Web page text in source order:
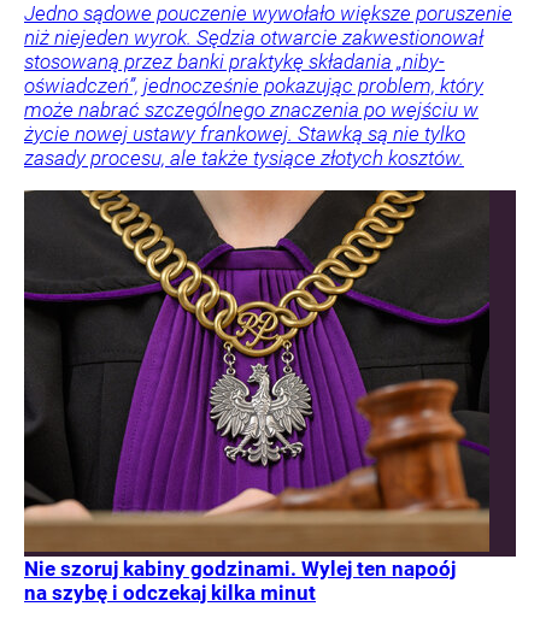
Jedno sądowe pouczenie wywołało większe poruszenie
niż niejeden wyrok. Sędzia otwarcie zakwestionował
stosowaną przez banki praktykę składania „niby-
oświadczeń”, jednocześnie pokazując problem, który
może nabrać szczególnego znaczenia po wejściu w
życie nowej ustawy frankowej. Stawką są nie tylko
zasady procesu, ale także tysiące złotych kosztów.
Nie szoruj kabiny godzinami. Wylej ten napoój
na szybę i odczekaj kilka minut